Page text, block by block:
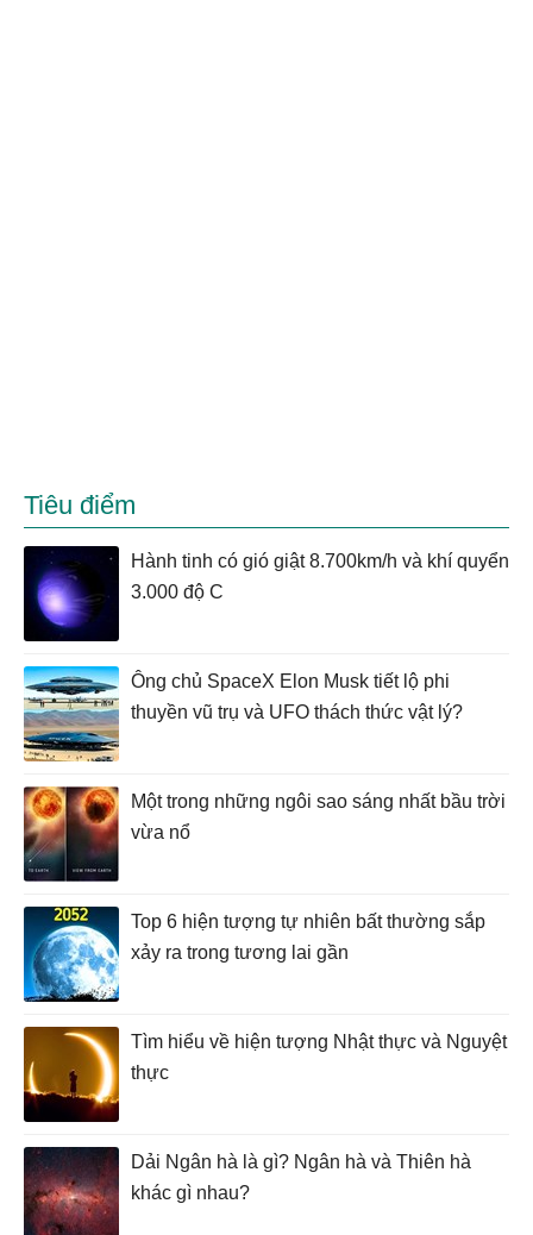
Tiêu điểm
Hành tinh có gió giật 8.700km/h và khí quyển
3.000 độ C
Ông chủ SpaceX Elon Musk tiết lộ phi
thuyền vũ trụ và UFO thách thức vật lý?
Một trong những ngôi sao sáng nhất bầu trời
vừa nổ
Top 6 hiện tượng tự nhiên bất thường sắp
xảy ra trong tương lai gần
Tìm hiểu về hiện tượng Nhật thực và Nguyệt
thực
Dải Ngân hà là gì? Ngân hà và Thiên hà
khác gì nhau?